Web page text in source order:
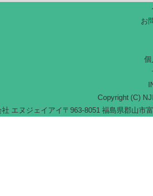
お
個
Copyright (C)
エヌジェイアイ〒963-8051 福島県郡山市